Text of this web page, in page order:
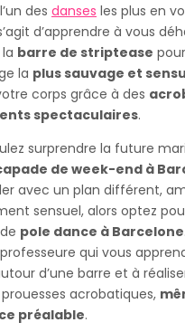
des danses les plus en
d’apprendre à vous
barre de striptease
la plus sauvage et
corps grâce à des
spectaculaires.
surprendre la future
de week-end à
avec un plan différent,
sensuel, alors optez
pole dance à Barcelone
qui vous
d’une barre et à
acrobatiques,
préalable.